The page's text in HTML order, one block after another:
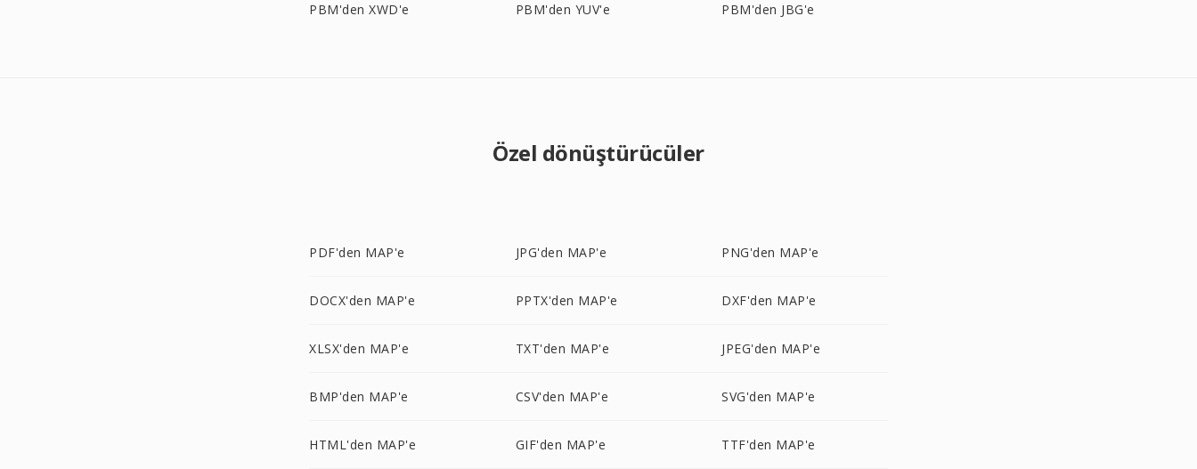
PBM'den XWD'e PBM'den YUV'e PBM'den JBG'e
Özel dönüştürücüler
PDF'den MAP'e JPG'den MAP'e PNG'den MAP'e
DOCX'den MAP'e PPTX'den MAP'e DXF'den MAP'e
XLSX'den MAP'e TXT'den MAP'e JPEG'den MAP'e
BMP'den MAP'e CSV'den MAP'e SVG'den MAP'e
HTML'den MAP'e GIF'den MAP'e TTF'den MAP'e